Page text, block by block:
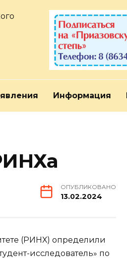
Информация
ОПУБЛИКОВАНО
13.02.2024
(РИНХ) определили
исследователь» по